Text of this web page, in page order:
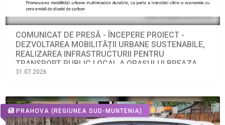
COMUNICAT DE PRESĂ - ÎNCEPERE PROIECT -
DEZVOLTAREA MOBILITĂȚII URBANE SUSTENABILE,
REALIZAREA INFRASTRUCTURII PENTRU
TRANSPORT PUBLIC LOCAL A ORAȘULUI BREAZA
Programul Regional Sud-Muntenia 2021-2027
31.07.2026
PRAHOVA (REGIUNEA SUD-MUNTENIA)